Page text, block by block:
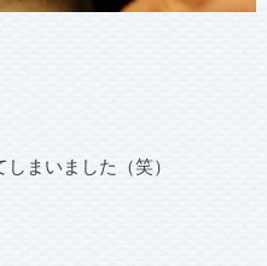
まいました（笑）